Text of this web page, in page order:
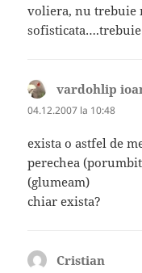
voliera, nu trebuie
vardohlip
04.12.2007 la 10:48
exista o astfel de
perechea
(glumeam)
chiar exista?
Cristian